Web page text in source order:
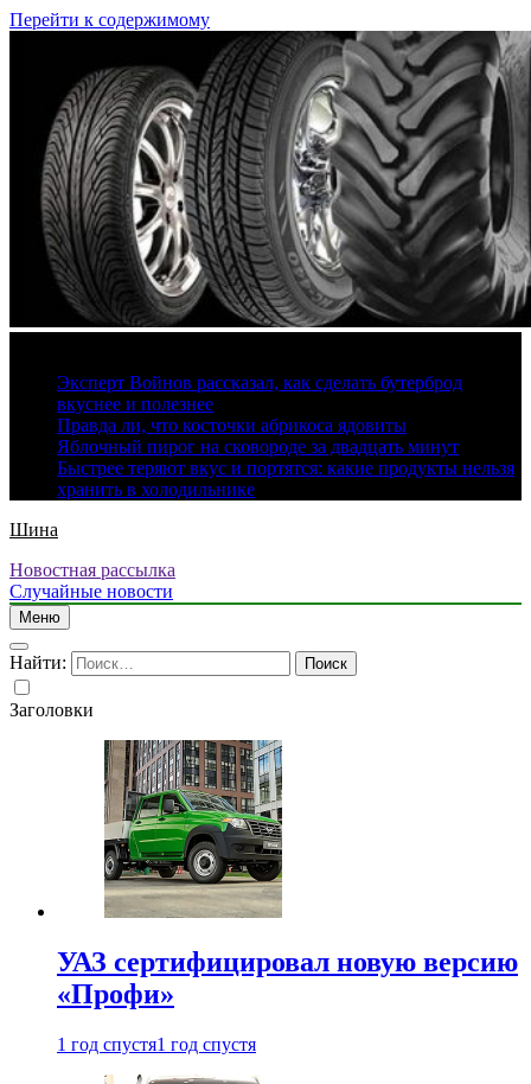
Перейти к содержимому
Эксперт Войнов рассказал, как сделать бутерброд
вкуснее и полезнее
Правда ли, что косточки абрикоса ядовиты
Яблочный пирог на сковороде за двадцать минут
Быстрее теряют вкус и портятся: какие продукты нельзя
хранить в холодильнике
Шина
Новостная рассылка
Случайные новости
Меню
Найти:
Заголовки
УАЗ сертифицировал новую версию
«Профи»
1 год спустя1 год спустя